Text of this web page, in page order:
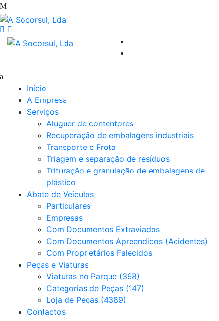
Início
A Empresa
Serviços
Aluguer de contentores
Recuperação de embalagens industriais
Transporte e Frota
Triagem e separação de resíduos
Trituração e granulação de embalagens de
plástico
Abate de Veículos
Particulares
Empresas
Com Documentos Extraviados
Com Documentos Apreendidos (Acidentes)
Com Proprietários Falecidos
Peças e Viaturas
Viaturas no Parque (398)
Categorias de Peças (147)
Loja de Peças (4389)
Contactos